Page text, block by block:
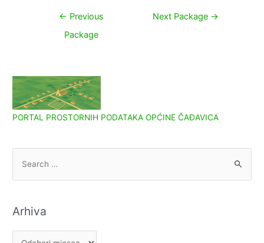
Navigacija
← Previous
Package
Next Package →
PORTAL PROSTORNIH PODATAKA OPĆINE ČAĐAVICA
Arhiva